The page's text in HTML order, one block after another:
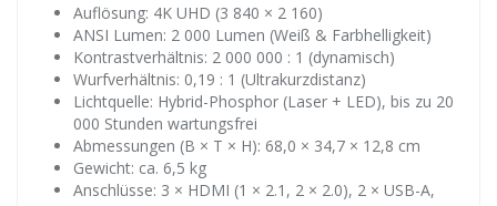
Auflösung: 4K UHD (3 840 × 2 160)
ANSI Lumen: 2 000 Lumen (Weiß & Farbhelligkeit)
Kontrastverhältnis: 2 000 000 : 1 (dynamisch)
Wurfverhältnis: 0,19 : 1 (Ultrakurzdistanz)
Lichtquelle: Hybrid-Phosphor (Laser + LED), bis zu 20
000 Stunden wartungsfrei
Abmessungen (B × T × H): 68,0 × 34,7 × 12,8 cm
Gewicht: ca. 6,5 kg
Anschlüsse: 3 × HDMI (1 × 2.1, 2 × 2.0), 2 × USB-A,